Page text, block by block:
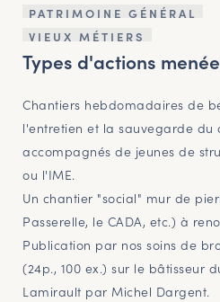
PATRIMOINE GÉNÉRAL
VIEUX MÉTIERS
Types d'actions
Chantiers hebdomadaires de
l'entretien et la sauvegarde du
accompagnés de jeunes de
ou l'IME.
Un chantier "social" mur de
Passerelle, le CADA, etc.) à
Publication par nos soins de
(24p., 100 ex.) sur le bâtisseur
Lamirault par Michel Dargent.